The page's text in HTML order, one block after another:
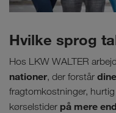
Hvilke sprog
Hos LKW WALTER
nationer, der forstår
fragtomkostninger,
kørselstider på mere